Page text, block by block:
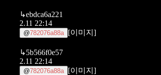
↳ebdca6a221
2.11 22:14
@782076a88a [이미지]
↳5b566f0e57
2.11 22:14
@782076a88a [이미지]